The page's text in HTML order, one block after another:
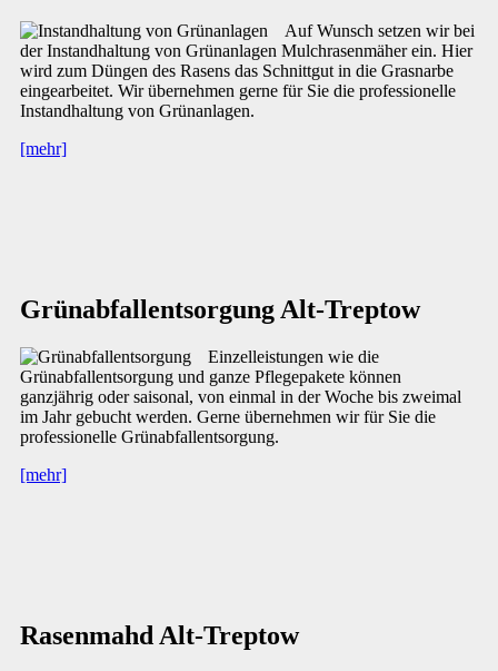
Auf Wunsch setzen wir bei
der Instandhaltung von Grünanlagen Mulchrasenmäher ein. Hier
wird zum Düngen des Rasens das Schnittgut in die Grasnarbe
eingearbeitet. Wir übernehmen gerne für Sie die professionelle
Instandhaltung von Grünanlagen.
[mehr]
Grünabfallentsorgung Alt-Treptow
Einzelleistungen wie die
Grünabfallentsorgung und ganze Pflegepakete können
ganzjährig oder saisonal, von einmal in der Woche bis zweimal
im Jahr gebucht werden. Gerne übernehmen wir für Sie die
professionelle Grünabfallentsorgung.
[mehr]
Rasenmahd Alt-Treptow